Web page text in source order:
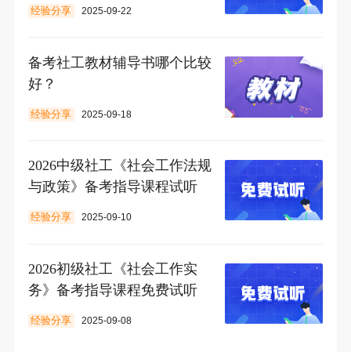
经验分享 2025-09-22
备考社工教材辅导书哪个比较
好？
经验分享 2025-09-18
2026中级社工《社会工作法规
与政策》备考指导课程试听
经验分享 2025-09-10
2026初级社工《社会工作实
务》备考指导课程免费试听
经验分享 2025-09-08